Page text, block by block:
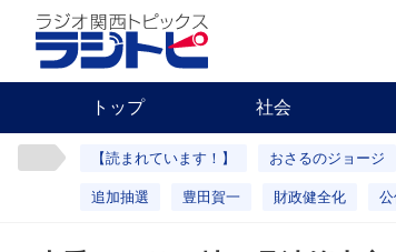
トップ 社会
【読まれています！】 おさるのジョージ
追加抽選 豊田賀一 財政健全化